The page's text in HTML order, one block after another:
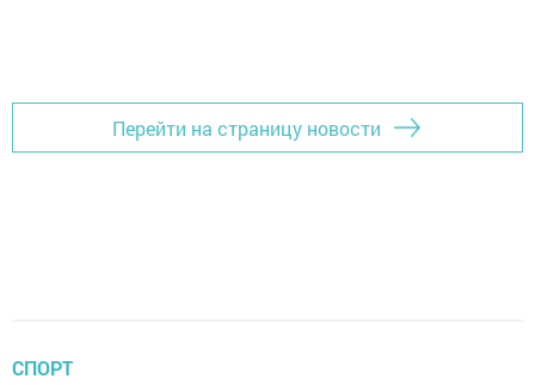
Перейти на страницу новости
СПОРТ